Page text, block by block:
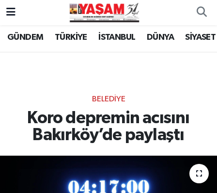
GÜNDEM TÜRKİYE İSTANBUL DÜNYA SİYASET
BELEDİYE
Koro depremin acısını
Bakırköy’de paylaştı